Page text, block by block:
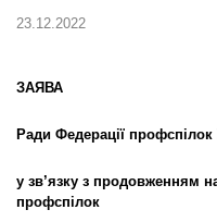
23.12.2022
ЗАЯВА
Ради Федерації профспілок
у зв’язку з продовженням
профспілок